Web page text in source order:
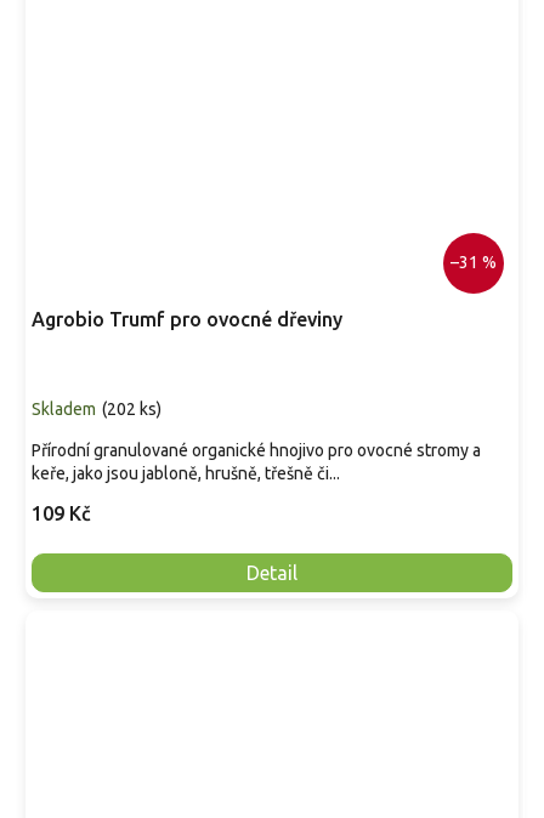
–31 %
Agrobio Trumf pro ovocné dřeviny
Skladem (202 ks)
109 Kč
Detail
Přírodní granulované organické hnojivo pro ovocné stromy a
keře, jako jsou jabloně, hrušně, třešně či...